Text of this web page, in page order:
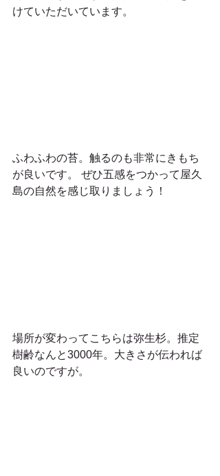
けていただいています。
ふわふわの苔。触るのも非常にきもち
が良いです。 ぜひ五感をつかって屋久
島の自然を感じ取りましょう！
場所が変わってこちらは弥生杉。推定
樹齢なんと3000年。大きさが伝われば
良いのですが。